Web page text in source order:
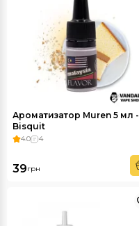
Ароматизатор Muren 5 мл -
Bisquit
4.0 4
39грн